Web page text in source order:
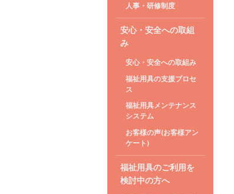
人事・研修制度
安心・安全への取組
み
安心・安全への取組み
福祉用具の支援プロセ
ス
福祉用具メンテナンス
システム
お客様の声(お客様アン
ケート)
福祉用具のご利用を
検討中の方へ